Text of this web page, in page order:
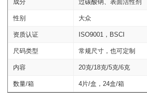
成分 过碳酸钠、表面活性剂
性别 大众
资质认证 ISO9001，BSCI
尺码类型 常规尺寸，也可定制
内容 20克/18克/5克/6克
数量/箱 4片/盒，24盒/箱